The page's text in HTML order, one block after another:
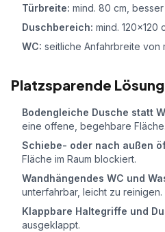
Türbreite: mind. 80 cm,
Duschbereich: mind. 120×120
WC: seitliche Anfahrbreite von
Platzsparende
Bodengleiche Dusche statt
eine offene, begehbare Fläche.
Schiebe- oder nach außen
Fläche im Raum blockiert.
Wandhängendes WC und
unterfahrbar, leicht zu reinigen.
Klappbare Haltegriffe und
ausgeklappt.